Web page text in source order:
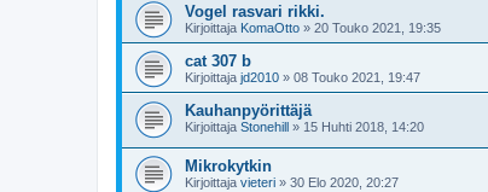
Vogel rasvari rikki.
Kirjoittaja KomaOtto » 20 Touko 2021, 19:35
cat 307 b
Kirjoittaja jd2010 » 08 Touko 2021, 19:47
Kauhanpyörittäjä
Kirjoittaja Stonehill » 15 Huhti 2018, 14:20
Mikrokytkin
Kirjoittaja vieteri » 30 Elo 2020, 20:27